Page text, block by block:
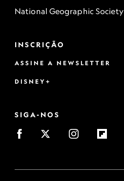
National Geographic Society
INSCRIÇÃO
ASSINE A NEWSLETTER
DISNEY+
SIGA-NOS